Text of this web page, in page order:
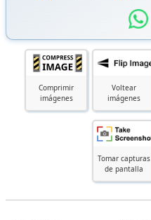
Comprimir
imágenes
Voltear
imágenes
Tomar capturas
de pantalla